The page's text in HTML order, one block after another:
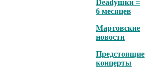
Deadушки =
6 месяцев
Мартовские
новости
Предстоящие
концерты